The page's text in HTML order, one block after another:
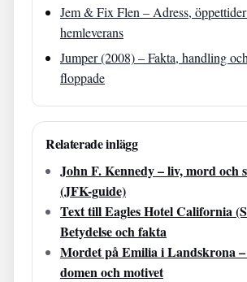
Jem & Fix Flen – Adress,
hemleverans
Jumper (2008) – Fakta, handling
floppade
Relaterade inlägg
John F. Kennedy – liv, mord och
(JFK-guide)
Text till Eagles Hotel California
Betydelse och fakta
Mordet på Emilia i Landskrona
domen och motivet